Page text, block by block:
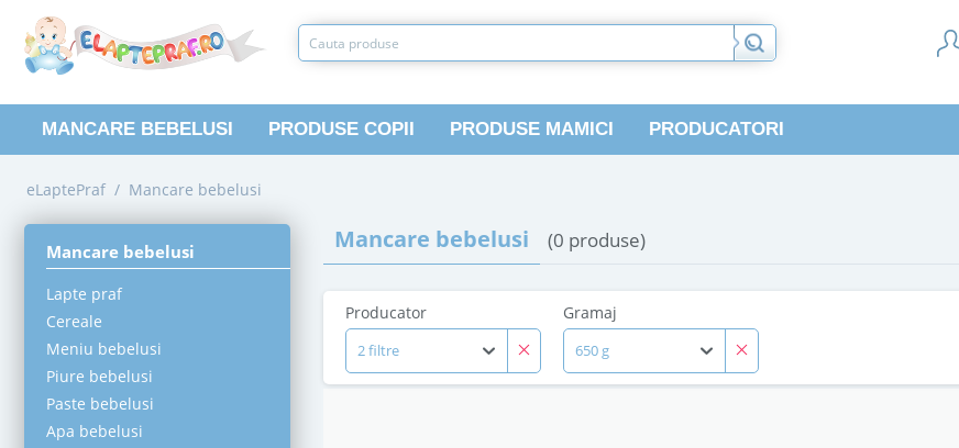
MANCARE BEBELUSI PRODUSE COPII PRODUSE MAMICI PRODUCATORI
eLaptePraf / Mancare bebelusi
Mancare bebelusi
Lapte praf
Cereale
Meniu bebelusi
Piure bebelusi
Paste bebelusi
Apa bebelusi
Mancare bebelusi (0 produse)
Producator
2 filtre
Gramaj
650 g